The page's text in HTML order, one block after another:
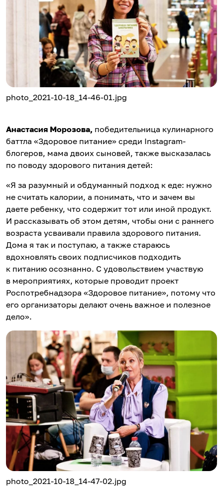
photo_2021-10-18_14-46-01.jpg
Анастасия Морозова, победительница кулинарного
баттла «Здоровое питание» среди Instagram-
блогеров, мама двоих сыновей, также высказалась
по поводу здорового питания детей:
«Я за разумный и обдуманный подход к еде: нужно
не считать калории, а понимать, что и зачем вы
даете ребенку, что содержит тот или иной продукт.
И рассказывать об этом детям, чтобы они с раннего
возраста усваивали правила здорового питания.
Дома я так и поступаю, а также стараюсь
вдохновлять своих подписчиков подходить
к питанию осознанно. С удовольствием участвую
в мероприятиях, которые проводит проект
Роспотребнадзора «Здоровое питание», потому что
его организаторы делают очень важное и полезное
дело».
photo_2021-10-18_14-47-02.jpg